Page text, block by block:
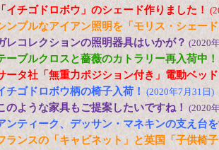
「イチゴドロボウ」のシェード作りました！
ンプルなアイアン照明を「モリス・シェー
レコレクションの照明器具はいかが？ (2020
ーブルクロスと薔薇のカトラリー再入荷中！
ータ社「無重力ポジション付き」電動ベッ
チゴドロボウ柄の椅子入荷！ (2020年7月31日)
のような家具もご提案したいですね！ (2020
ンティーク、デッサン・マネキンの支え台
ランスの「キャビネット」と英国「子供椅